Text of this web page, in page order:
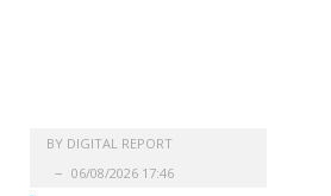
BY DIGITAL REPORT
06/08/2026 17:46